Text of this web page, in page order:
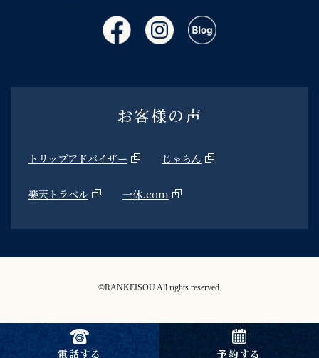
お客様の声
トリップアドバイザー じゃらん
楽天トラベル 一休.com
©RANKEISOU All rights reserved.
電話する 予約する